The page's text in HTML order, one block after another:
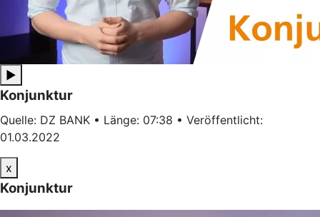
▶
Konjunktur
Quelle: DZ BANK • Länge: 07:38 • Veröffentlicht:
01.03.2022
x
Konjunktur